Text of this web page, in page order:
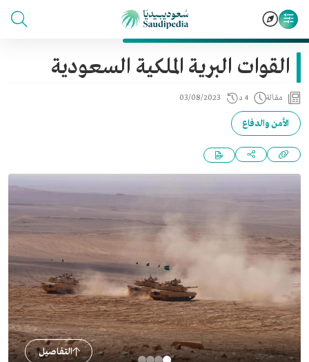
القوات البرية الملكية السعودية
مقالة 4 د 03/08/2023
الأمن والدفاع
التفاصيل